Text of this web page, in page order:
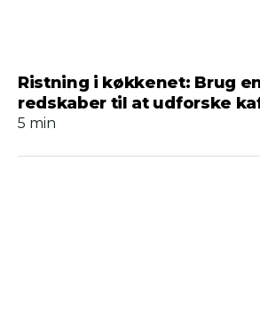
Ristning i køkkenet: Brug
redskaber til at udforske
5 min